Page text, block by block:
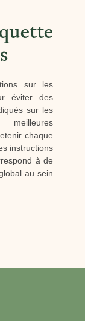
sur les
éviter des
sur les
chaque
instructions
à de
au sein